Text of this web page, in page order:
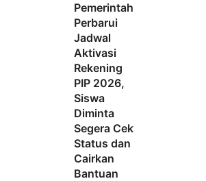
Pemerintah
Perbarui
Jadwal
Aktivasi
Rekening
PIP 2026,
Siswa
Diminta
Segera Cek
Status dan
Cairkan
Bantuan